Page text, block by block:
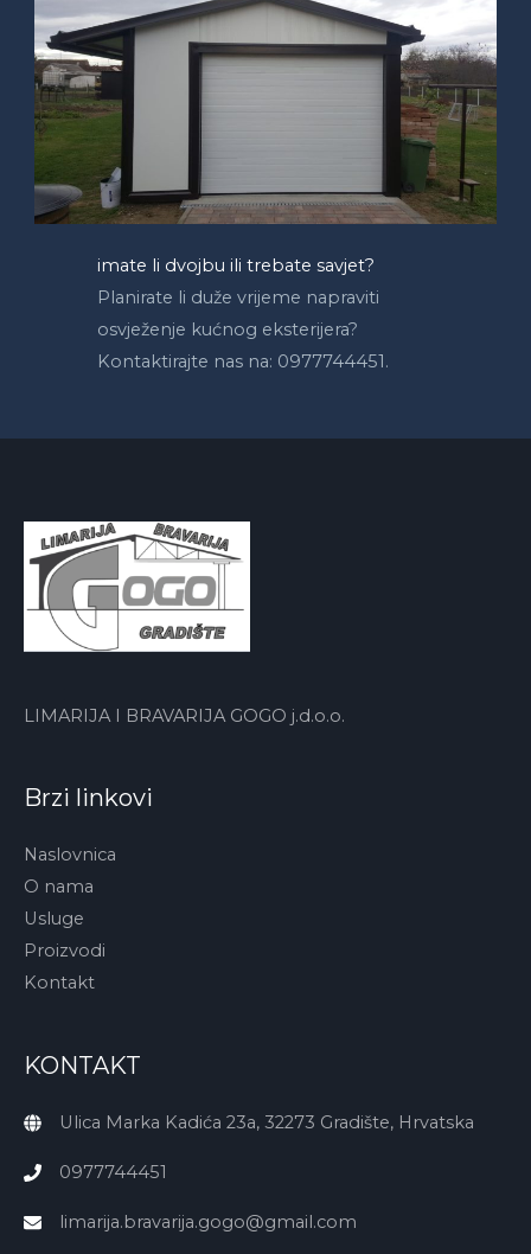
imate li dvojbu ili trebate savjet?
Planirate li duže vrijeme napraviti
osvježenje kućnog eksterijera?
Kontaktirajte nas na: 0977744451.
LIMARIJA I BRAVARIJA GOGO j.d.o.o.
Brzi linkovi
Naslovnica
O nama
Usluge
Proizvodi
Kontakt
KONTAKT
Ulica Marka Kadića 23a, 32273 Gradište, Hrvatska
0977744451
limarija.bravarija.gogo@gmail.com